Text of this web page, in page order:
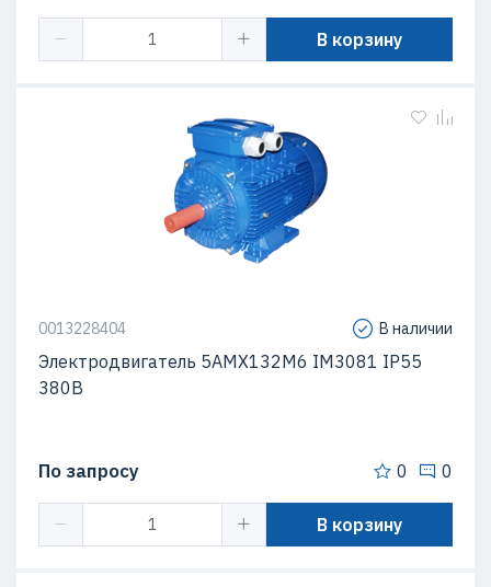
В корзину
0013228404 В наличии
Электродвигатель 5АМХ132M6 IM3081 IP55
380В
По запросу 0 0
В корзину